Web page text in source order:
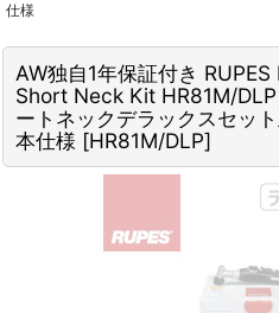
仕様
AW独自1年保証付き
Short Neck Kit HR81M/DLP
ートネックデラックスセッ
本仕様 [HR81M/DLP]